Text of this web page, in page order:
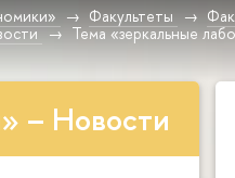
Факультеты
Тема «зеркальные
– Новости